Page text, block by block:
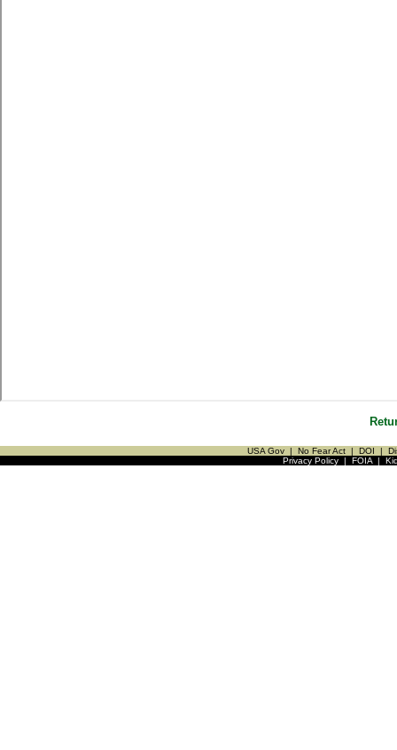
USA Gov | No Fear Act | DOI |
Privacy Policy| FOIA|